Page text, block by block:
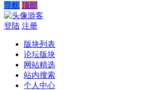
导航 顶部
游客
登陆 注册
版块列表
论坛版块
网站精选
站内搜索
个人中心